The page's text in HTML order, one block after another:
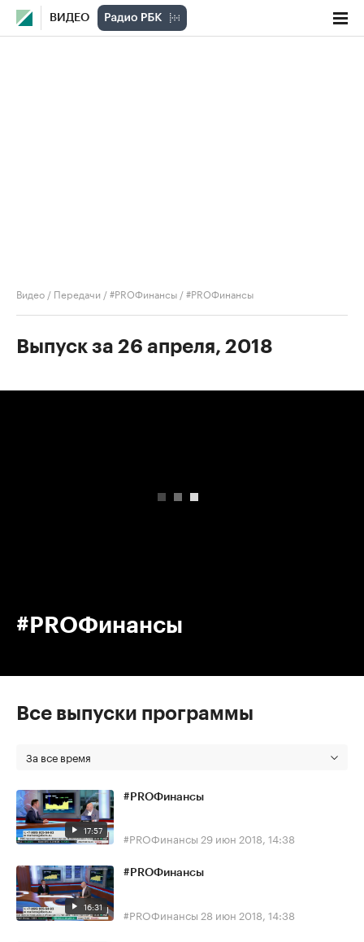
ВИДЕО
Видео / Передачи /#PROФинансы /#PROФинансы
Выпуск за 26 апреля, 2018
#PROФинансы
Все выпуски программы
За все время
17:57
#PROФинансы
#PROФинансы 29 июн 2018, 14:38
16:31
#PROФинансы
#PROФинансы 28 июн 2018, 14:38